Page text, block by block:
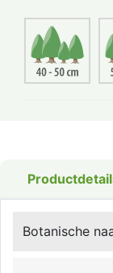
Botanische